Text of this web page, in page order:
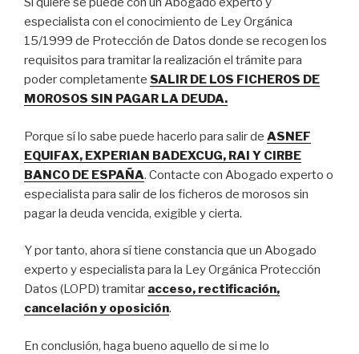
especialista con el conocimiento de Ley Orgánica
15/1999 de Protección de Datos donde se recogen los
requisitos para tramitar la realización el trámite para
poder completamente SALIR DE LOS FICHEROS DE
MOROSOS SIN PAGAR LA DEUDA.
Porque sí lo sabe puede hacerlo para salir de ASNEF
EQUIFAX, EXPERIAN BADEXCUG, RAI Y CIRBE
BANCO DE ESPAÑA. Contacte con Abogado experto o
especialista para salir de los ficheros de morosos sin
pagar la deuda vencida, exigible y cierta.
Y por tanto, ahora sí tiene constancia que un Abogado
experto y especialista para la Ley Orgánica Protección
Datos (LOPD) tramitar acceso, rectificación,
cancelación y oposición.
En conclusión, haga bueno aquello de si me lo